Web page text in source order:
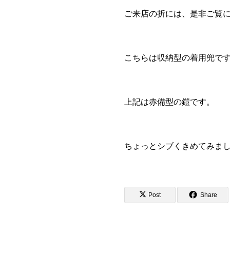
ご来店の折には、是非ご覧
こちらは収納型の着用兜で
上記は赤備型の鎧です。
ちょっとシブくきめてみま
Post Share